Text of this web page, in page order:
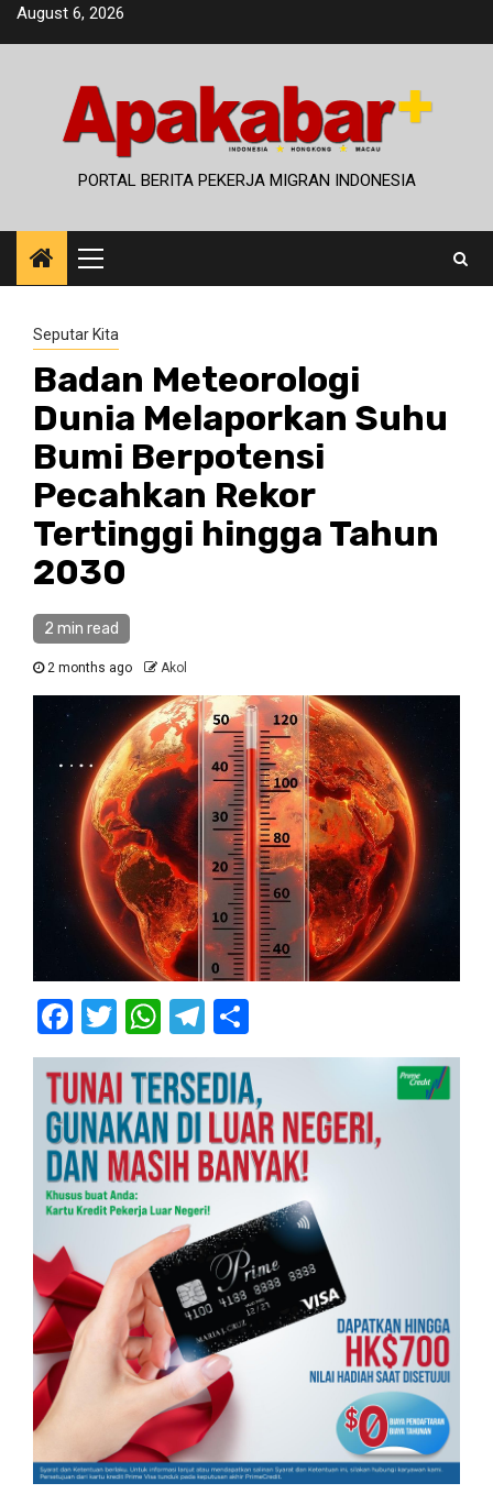
SkipAugust 6, 2026
PORTAL BERITA PEKERJA MIGRAN INDONESIA
Primary
Menu
Seputar Kita
Badan Meteorologi
Dunia Melaporkan Suhu
Bumi Berpotensi
Pecahkan Rekor
Tertinggi hingga Tahun
2030
2 min read
2 months ago Akol
Facebook
Twitter
WhatsApp
Telegram